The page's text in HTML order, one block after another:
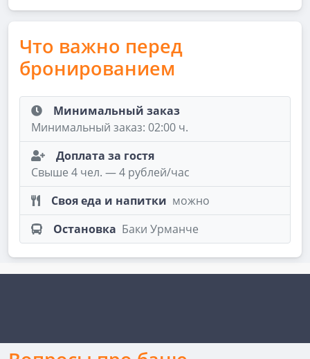
Что важно перед
бронированием
Минимальный заказ
Минимальный заказ: 02:00 ч.
Доплата за гостя
Свыше 4 чел. — 4 рублей/час
Своя еда и напитки можно
Остановка Баки Урманче